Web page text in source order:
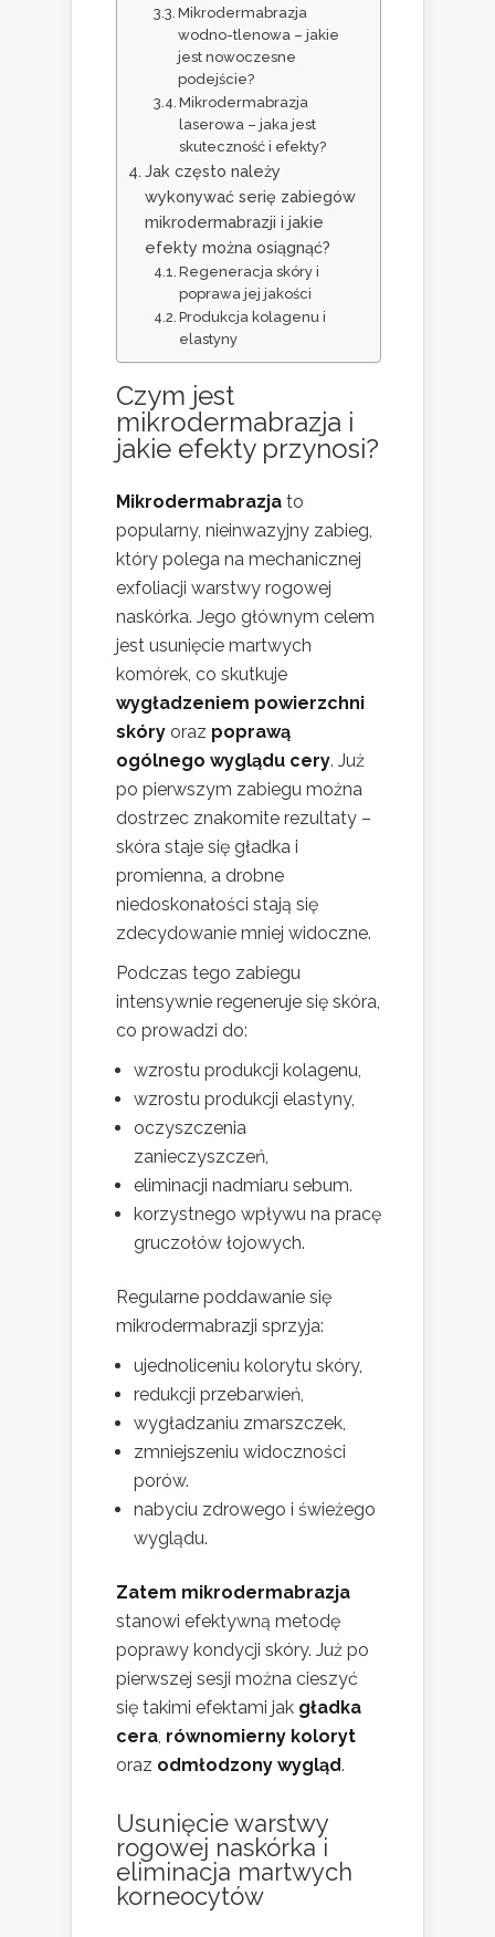
Mikrodermabrazja
wodno-tlenowa – jakie
jest nowoczesne
podejście?
Mikrodermabrazja
laserowa – jaka jest
skuteczność i efekty?
Jak często należy
wykonywać serię zabiegów
mikrodermabrazji i jakie
efekty można osiągnąć?
Regeneracja skóry i
poprawa jej jakości
Produkcja kolagenu i
elastyny
Czym jest
mikrodermabrazja i
jakie efekty przynosi?
Mikrodermabrazja to
popularny, nieinwazyjny zabieg,
który polega na mechanicznej
exfoliacji warstwy rogowej
naskórka. Jego głównym celem
jest usunięcie martwych
komórek, co skutkuje
wygładzeniem powierzchni
skóry oraz poprawą
ogólnego wyglądu cery. Już
po pierwszym zabiegu można
dostrzec znakomite rezultaty –
skóra staje się gładka i
promienna, a drobne
niedoskonałości stają się
zdecydowanie mniej widoczne.
Podczas tego zabiegu
intensywnie regeneruje się skóra,
co prowadzi do:
wzrostu produkcji kolagenu,
wzrostu produkcji elastyny,
oczyszczenia
zanieczyszczeń,
eliminacji nadmiaru sebum.
korzystnego wpływu na pracę
gruczołów łojowych.
Regularne poddawanie się
mikrodermabrazji sprzyja:
ujednoliceniu kolorytu skóry,
redukcji przebarwień,
wygładzaniu zmarszczek,
zmniejszeniu widoczności
porów.
nabyciu zdrowego i świeżego
wyglądu.
Zatem mikrodermabrazja
stanowi efektywną metodę
poprawy kondycji skóry. Już po
pierwszej sesji można cieszyć
się takimi efektami jak gładka
cera, równomierny koloryt
oraz odmłodzony wygląd.
Usunięcie warstwy
rogowej naskórka i
eliminacja martwych
korneocytów